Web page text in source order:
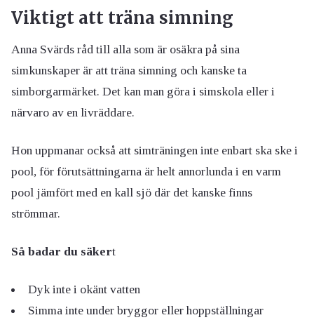
Viktigt att träna simning
Anna Svärds råd till alla som är osäkra på sina
simkunskaper är att träna simning och kanske ta
simborgarmärket. Det kan man göra i simskola eller i
närvaro av en livräddare.
Hon uppmanar också att simträningen inte enbart ska ske i
pool, för förutsättningarna är helt annorlunda i en varm
pool jämfört med en kall sjö där det kanske finns
strömmar.
Så badar du säkert
Dyk inte i okänt vatten
Simma inte under bryggor eller hoppställningar